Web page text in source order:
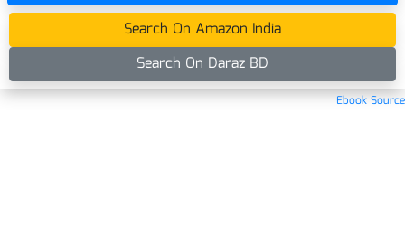
Search On Amazon India
Search On Daraz BD
Ebook Source